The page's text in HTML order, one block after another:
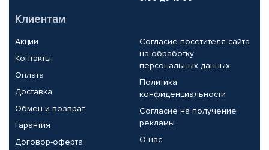
Клиентам
Акции
Контакты
Оплата
Доставка
Обмен и возврат
Гарантия
Договор-оферта
Согласие посетителя сайта
на обработку
персональных данных
Политика
конфиденциальности
Согласие на получение
рекламы
О нас